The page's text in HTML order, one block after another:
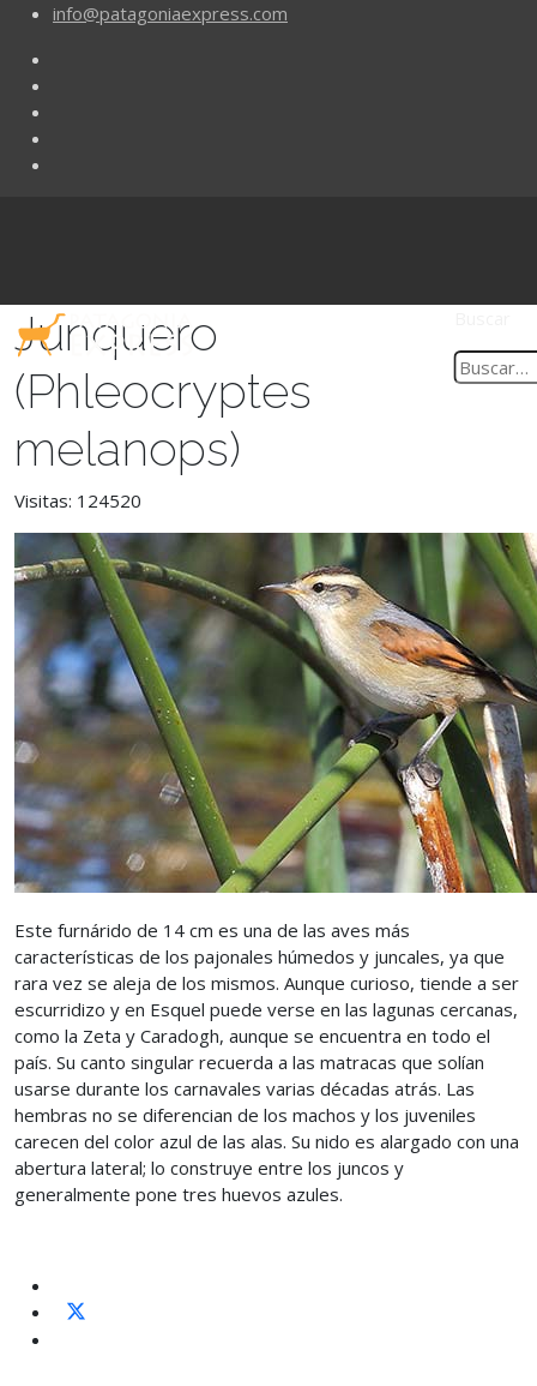
info@patagoniaexpress.com
Junquero
(Phleocryptes
melanops)
Visitas: 124520
Este furnárido de 14 cm es una de las aves más
características de los pajonales húmedos y juncales, ya que
rara vez se aleja de los mismos. Aunque curioso, tiende a ser
escurridizo y en Esquel puede verse en las lagunas cercanas,
como la Zeta y Caradogh, aunque se encuentra en todo el
país. Su canto singular recuerda a las matracas que solían
usarse durante los carnavales varias décadas atrás. Las
hembras no se diferencian de los machos y los juveniles
carecen del color azul de las alas. Su nido es alargado con una
abertura lateral; lo construye entre los juncos y
generalmente pone tres huevos azules.